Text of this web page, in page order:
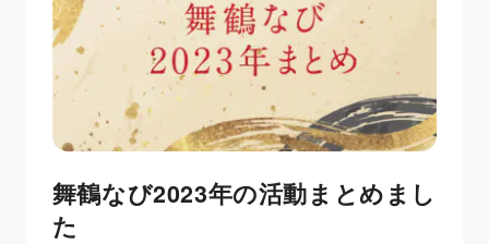
舞鶴なび2023年の活動まとめまし
た